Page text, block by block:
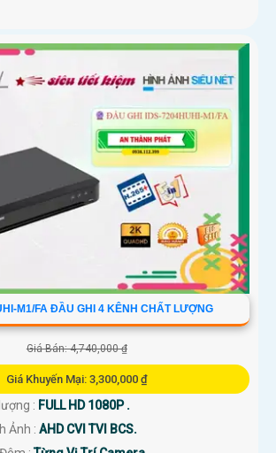
M1/FA ĐẦU GHI 4 KÊNH CHẤT LƯỢNG
Giá Bán: 4,740,000 ₫
Giá Khuyến Mại: 3,300,000 ₫
: FULL HD 1080P .
Ảnh : AHD CVI TVI BCS.